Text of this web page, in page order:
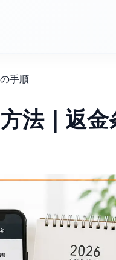
手順
法｜返金